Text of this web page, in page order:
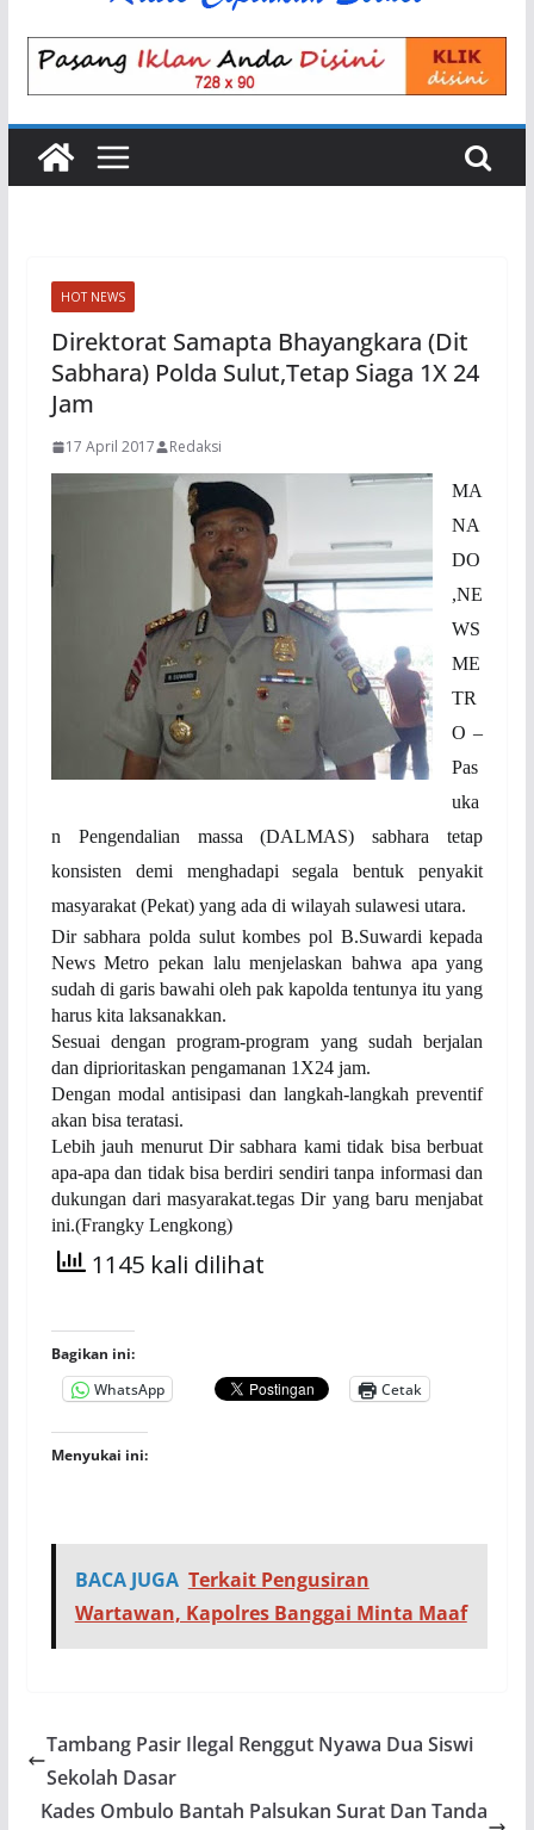
HOT NEWS
Direktorat Samapta Bhayangkara (Dit
Sabhara) Polda Sulut,Tetap Siaga 1X 24
Jam
17 April 2017 Redaksi
MA
NA
DO
,NE
WS
ME
TR
O –
Pas
uka
n Pengendalian massa (DALMAS) sabhara tetap
konsisten demi menghadapi segala bentuk penyakit
masyarakat (Pekat) yang ada di wilayah sulawesi utara.
Dir sabhara polda sulut kombes pol B.Suwardi kepada
News Metro pekan lalu menjelaskan bahwa apa yang
sudah di garis bawahi oleh pak kapolda tentunya itu yang
harus kita laksanakkan.
Sesuai dengan program-program yang sudah berjalan
dan diprioritaskan pengamanan 1X24 jam.
Dengan modal antisipasi dan langkah-langkah preventif
akan bisa teratasi.
Lebih jauh menurut Dir sabhara kami tidak bisa berbuat
apa-apa dan tidak bisa berdiri sendiri tanpa informasi dan
dukungan dari masyarakat.tegas Dir yang baru menjabat
ini.(Frangky Lengkong)
1145 kali dilihat
Bagikan ini:
WhatsApp
Cetak
Menyukai ini:
BACA JUGA Terkait Pengusiran
Wartawan, Kapolres Banggai Minta Maaf
Tambang Pasir Ilegal Renggut Nyawa Dua Siswi
Sekolah Dasar
Kades Ombulo Bantah Palsukan Surat Dan Tanda